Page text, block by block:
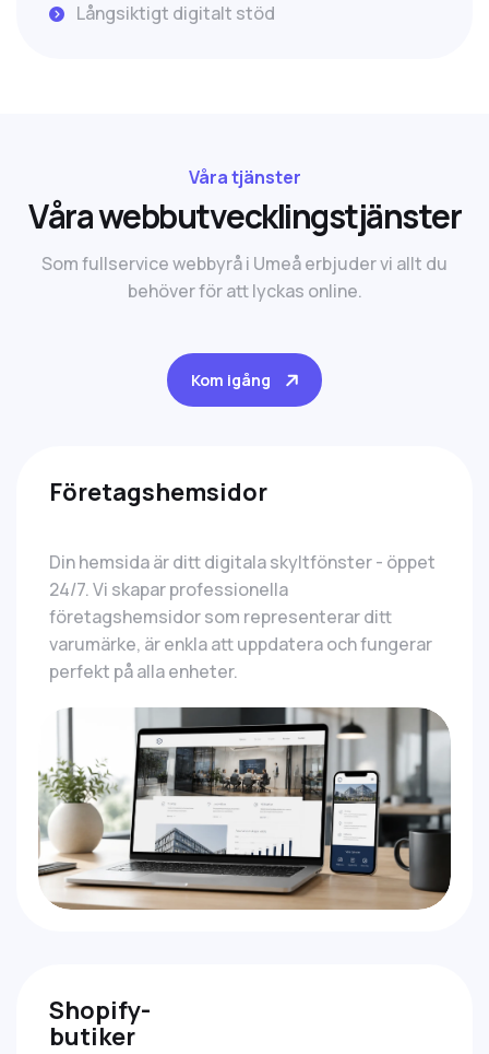
Långsiktigt digitalt stöd
Våra tjänster
Vårawebbutvecklingstjänster
Som fullservice webbyrå i Umeå erbjuder vi allt du
behöver för att lyckas online.
Kom igång
Företagshemsidor
Din hemsida är ditt digitala skyltfönster - öppet
24/7. Vi skapar professionella
företagshemsidor som representerar ditt
varumärke, är enkla att uppdatera och fungerar
perfekt på alla enheter.
Shopify-
butiker